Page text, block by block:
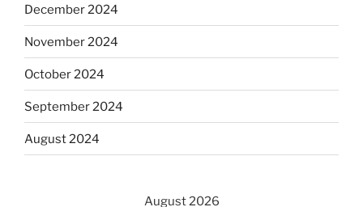
December 2024
November 2024
October 2024
September 2024
August 2024
August 2026